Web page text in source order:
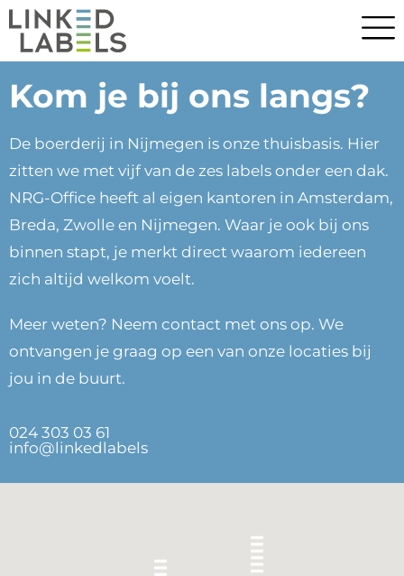
Kom je bij ons langs?
De boerderij in Nijmegen is onze thuisbasis. Hier
zitten we met vijf van de zes labels onder een dak.
NRG-Office heeft al eigen kantoren in Amsterdam,
Breda, Zwolle en Nijmegen. Waar je ook bij ons
binnen stapt, je merkt direct waarom iedereen
zich altijd welkom voelt.
Meer weten? Neem contact met ons op. We
ontvangen je graag op een van onze locaties bij
jou in de buurt.
024 303 03 61
info@linkedlabels